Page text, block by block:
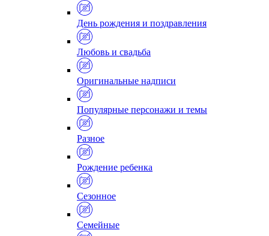
День рождения и поздравления
Любовь и свадьба
Оригинальные надписи
Популярные персонажи и темы
Разное
Рождение ребенка
Сезонное
Семейные